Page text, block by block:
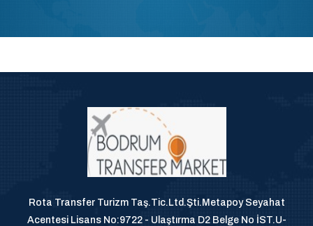
Rota Transfer Turizm Taş.Tic.Ltd.Şti.Metapoy Seyahat
Acentesi Lisans No:9722 - Ulaştırma D2 Belge No İST.U-